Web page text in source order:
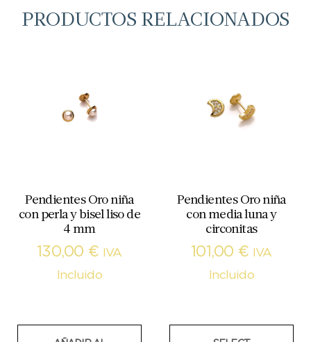
PRODUCTOS RELACIONADOS
Pendientes Oro niña
con perla y bisel liso de
4 mm
130,00 €
IVA
Incluido
Pendientes Oro niña
con media luna y
circonitas
101,00 €
IVA
Incluido